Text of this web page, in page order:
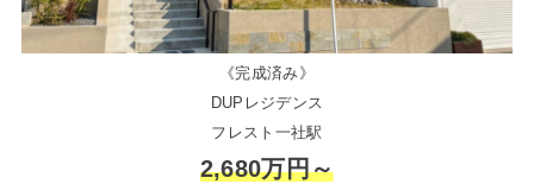
《完成済み》
DUPレジデンス
フレスト一社駅
2,680万円～